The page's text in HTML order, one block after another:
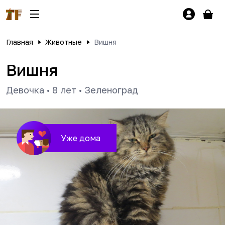
Главная Животные Вишня
Вишня
Девочка • 8 лет • Зеленоград
Уже дома